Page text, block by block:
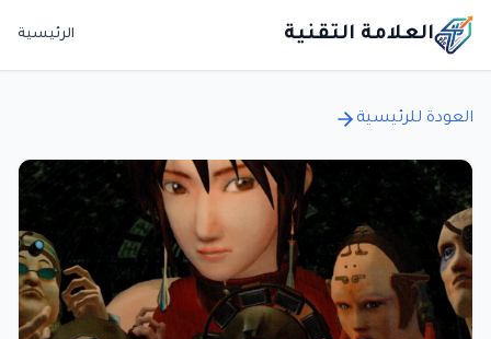
العلامة التقنية الرئيسية
العودة للرئيسية